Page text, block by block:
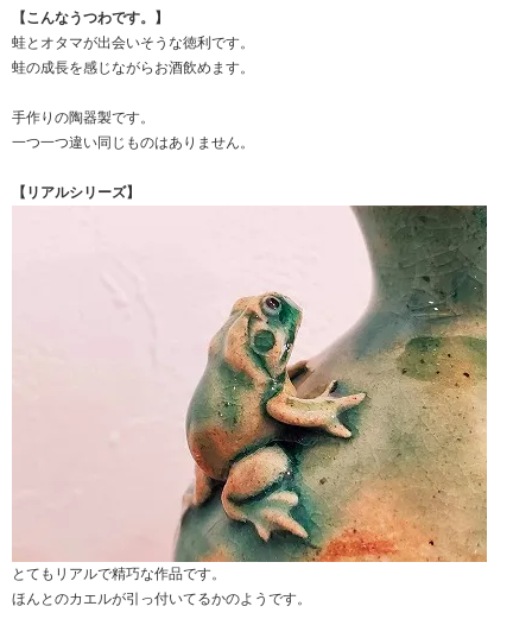
【こんなうつわです。】
蛙とオタマが出会いそうな徳利です。
蛙の成長を感じながらお酒飲めます。
手作りの陶器製です。
一つ一つ違い同じものはありません。
【リアルシリーズ】
とてもリアルで精巧な作品です。
ほんとのカエルが引っ付いてるかのようです。